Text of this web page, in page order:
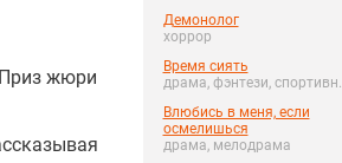
Демонолог
хоррор
Время сиять
драма, фэнтези, спортивн.
Влюбись в меня, если
осмелишься
драма, мелодрама
Приз жюри